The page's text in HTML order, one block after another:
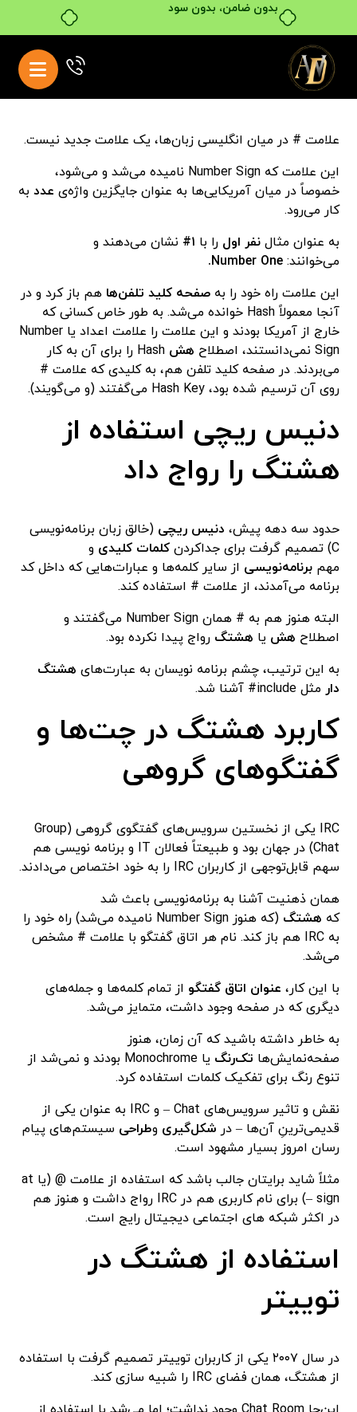
خرید قسطی با ترب‌پی
علامت # در میان انگلیسی زبان‌ها، یک علامت جدید نیست.
این علامت که Number Sign نامیده می‌شد و می‌شود،
خصوصاً در میان آمریکایی‌ها به عنوان جایگزین واژه‌ی عدد به
کار می‌رود.
به عنوان مثالنفر اول را با ۱#
نشان می‌دهند و
می‌خوانند:Number One.
این علامت راه خود را بهصفحه کلید تلفن‌ها هم باز کرد و در
آنجا معمولاً Hash خوانده می‌شد. به طور خاص کسانی که
خارج از آمریکا بودند و این علامت را علامت اعداد یا Number
Sign نمی‌دانستند، اصطلاح
هش
Hash را برای آن به کار
می‌بردند. در صفحه کلید تلفن هم، به کلیدی که علامت #
روی آن ترسیم شده بود، Hash Key می‌گفتند (و می‌گویند).
دنیس ریچی استفاده از
هشتگ را رواج داد
حدود سه دهه پیش، دنیس ریچی (خالق زبان برنامه‌نویسی
C) تصمیم گرفت برای جداکردن
کلمات کلیدی و
مهمبرنامه‌نویسی از سایر کلمه‌ها و عبارات‌هایی که داخل کد
برنامه می‌آمدند، از علامت # استفاده کند.
البته هنوز هم به # همان Number Sign می‌گفتند و
اصطلاح هش یا هشتگ رواج پیدا نکرده بود.
به این ترتیب، چشم برنامه نویسان به عبارت‌های هشتگ
دار مثل include# آشنا شد.
کاربرد هشتگ در چت‌ها و
گفتگوهای گروهی
IRC یکی از نخستین سرویس‌های گفتگوی گروهی (Group
Chat) در جهان بود و طبیعتاً فعالان IT و برنامه نویسی هم
سهم قابل‌توجهی از کاربران IRC را به خود اختصاص می‌دادند.
همان ذهنیت آشنا به برنامه‌نویسی باعث شد
که هشتگ
(که هنوز Number Sign نامیده می‌شد) راه خود را
به IRC هم باز کند. نام هر اتاق گفتگو با علامت # مشخص
می‌شد.
با این کار، عنوان اتاق گفتگو از تمام کلمه‌ها و جمله‌های
دیگری که در صفحه وجود داشت، متمایز می‌شد.
به خاطر داشته باشید که آن زمان، هنوز
صفحه‌نمایش‌ها تک‌رنگ
یا Monochrome بودند و نمی‌شد از
تنوع رنگ برای تفکیک کلمات استفاده کرد.
نقش و تاثیر سرویس‌های Chat – و IRC به عنوان یکی از
قدیمی‌ترینِ آن‌ها – در شکل‌گیری وطراحی سیستم‌های پیام
رسان امروز بسیار مشهود است.
مثلاً شاید برایتان جالب باشد که استفاده از علامت @ (یا at
– sign) برای نام کاربری هم در IRC رواج داشت و هنوز هم
در اکثر شبکه های اجتماعی دیجیتال رایج است.
استفاده از هشتگ در
توییتر
در سال ۲۰۰۷ یکی از کاربران توییتر تصمیم گرفت با استفاده
از هشتگ، همان فضای IRC را شبیه سازی کند.